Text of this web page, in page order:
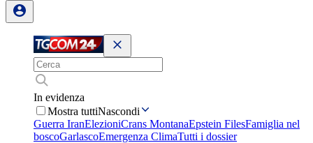
In evidenza
Mostra tuttiNascondi
Guerra IranElezioniCrans MontanaEpstein FilesFamiglia nel
boscoGarlascoEmergenza ClimaTutti i dossier